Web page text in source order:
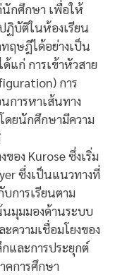
กศึกษา เพื่อให้
ฏิบัติในห้องเรียน
ฤษฎีได้อย่างเป็น
แก่ การเข้าหัวสาย
การ
การหาเส้นทาง
ดยนักศึกษามีความ
อง Kurose ซึ่งเริ่ม
ซึ่งเป็นแนวทางที่
การเรียนตาม
นมุมมองด้านระบบ
ความเชื่อมโยงของ
กและการประยุกต์
คการศึกษา